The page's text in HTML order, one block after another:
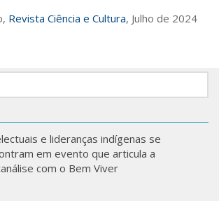
Revista Ciência e Cultura, Julho de 2024
e lideranças indígenas se
em evento que articula a
com o Bem Viver